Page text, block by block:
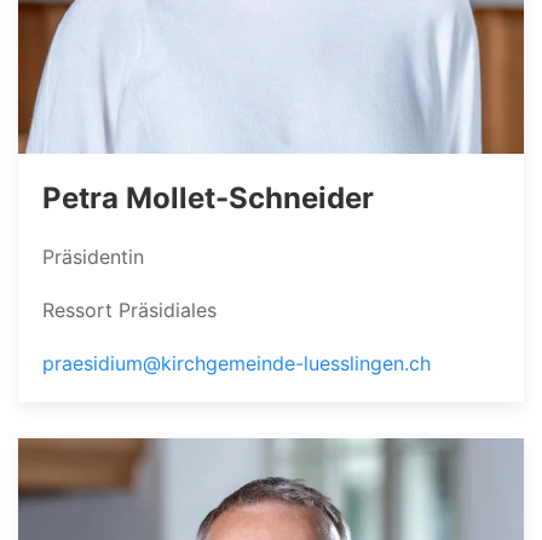
Petra Mollet-Schneider
Präsidentin
Ressort Präsidiales
praesidium@kirchgemeinde-luesslingen.ch